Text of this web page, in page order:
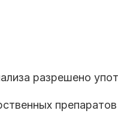
разрешено